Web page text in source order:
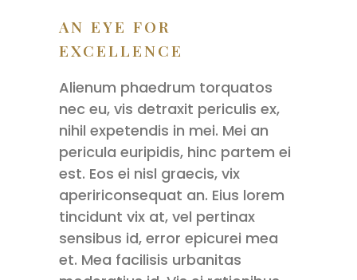
AN EYE FOR
EXCELLENCE
Alienum phaedrum torquatos
nec eu, vis detraxit periculis ex,
nihil expetendis in mei. Mei an
pericula euripidis, hinc partem ei
est. Eos ei nisl graecis, vix
apeririconsequat an. Eius lorem
tincidunt vix at, vel pertinax
sensibus id, error epicurei mea
et. Mea facilisis urbanitas